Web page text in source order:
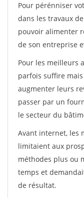
Pour pérénniser
dans les travaux
pouvoir alimenter
de son entreprise
Pour les meilleurs
parfois suffire
augmenter leurs
passer par un
le secteur du
Avant internet, les
limitaient aux
méthodes plus ou
temps et
de résultat.